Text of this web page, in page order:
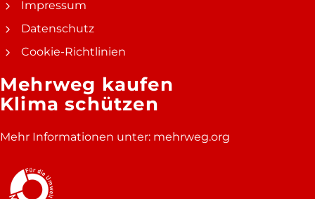
Impressum
Datenschutz
Cookie-Richtlinien
Mehrweg kaufen
Klima schützen
Mehr Informationen unter: mehrweg.org